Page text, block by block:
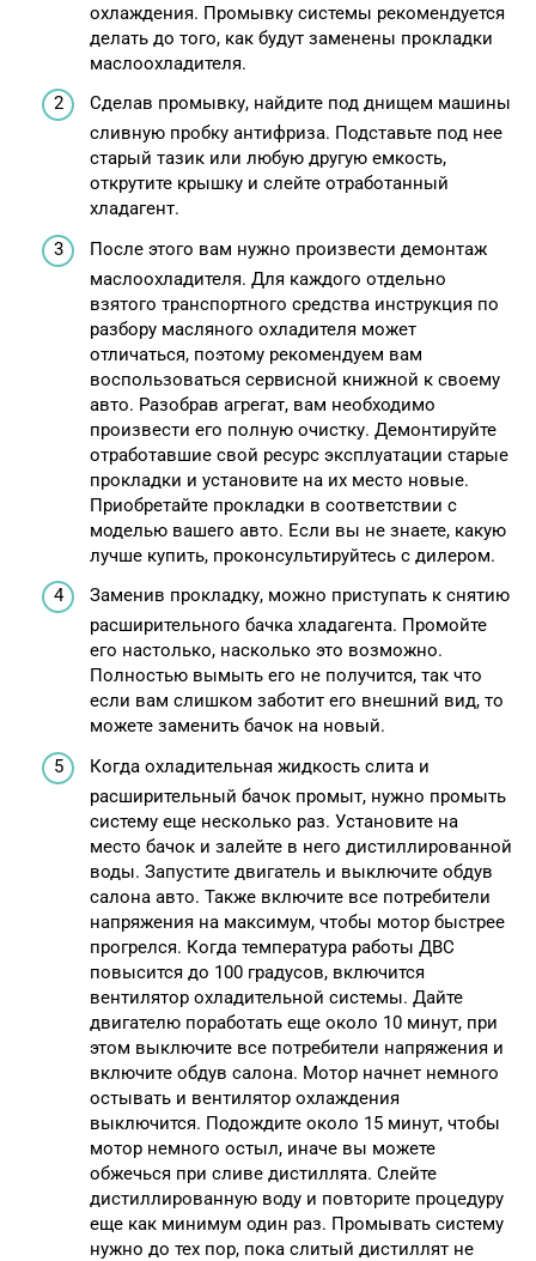
охлаждения. Промывку системы рекомендуется
делать до того, как будут заменены прокладки
маслоохладителя.
Сделав промывку, найдите под днищем машины
сливную пробку антифриза. Подставьте под нее
старый тазик или любую другую емкость,
открутите крышку и слейте отработанный
хладагент.
После этого вам нужно произвести демонтаж
маслоохладителя. Для каждого отдельно
взятого транспортного средства инструкция по
разбору масляного охладителя может
отличаться, поэтому рекомендуем вам
воспользоваться сервисной книжной к своему
авто. Разобрав агрегат, вам необходимо
произвести его полную очистку. Демонтируйте
отработавшие свой ресурс эксплуатации старые
прокладки и установите на их место новые.
Приобретайте прокладки в соответствии с
моделью вашего авто. Если вы не знаете, какую
лучше купить, проконсультируйтесь с дилером.
Заменив прокладку, можно приступать к снятию
расширительного бачка хладагента. Промойте
его настолько, насколько это возможно.
Полностью вымыть его не получится, так что
если вам слишком заботит его внешний вид, то
можете заменить бачок на новый.
Когда охладительная жидкость слита и
расширительный бачок промыт, нужно промыть
систему еще несколько раз. Установите на
место бачок и залейте в него дистиллированной
воды. Запустите двигатель и выключите обдув
салона авто. Также включите все потребители
напряжения на максимум, чтобы мотор быстрее
прогрелся. Когда температура работы ДВС
повысится до 100 градусов, включится
вентилятор охладительной системы. Дайте
двигателю поработать еще около 10 минут, при
этом выключите все потребители напряжения и
включите обдув салона. Мотор начнет немного
остывать и вентилятор охлаждения
выключится. Подождите около 15 минут, чтобы
мотор немного остыл, иначе вы можете
обжечься при сливе дистиллята. Слейте
дистиллированную воду и повторите процедуру
еще как минимум один раз. Промывать систему
нужно до тех пор, пока слитый дистиллят не